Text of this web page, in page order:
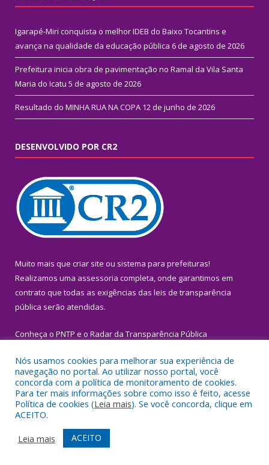
Igarapé-Miri conquista o melhor IDEB do Baixo Tocantins e
avança na qualidade da educação pública 6 de agosto de 2026
Prefeitura inicia obra de pavimentação no Ramal da Vila Santa
Maria do Icatu 5 de agosto de 2026
Resultado do MINHA RUA NA COPA 12 de junho de 2026
DESENVOLVIDO POR CR2
Muito mais que criar site ou sistema para prefeituras!
Realizamos uma assessoria completa, onde garantimos em
contrato que todas as exigências das leis de transparência
pública serão atendidas.
Conheça o PNTP e o Radar da Transparência Pública
Todos os direitos reservados a Prefeitura Municipal de Igarapé-
Miri.
Mapa do Site
Acessar Área Administrativa
Acessar Webmail
Nós usamos cookies para melhorar sua experiência de
navegação no portal. Ao utilizar nosso portal, você
concorda com a política de monitoramento de cookies.
Para ter mais informações sobre como isso é feito, acesse
Política de cookies (Leia mais). Se você concorda, clique em
ACEITO.
Leia mais
ACEITO